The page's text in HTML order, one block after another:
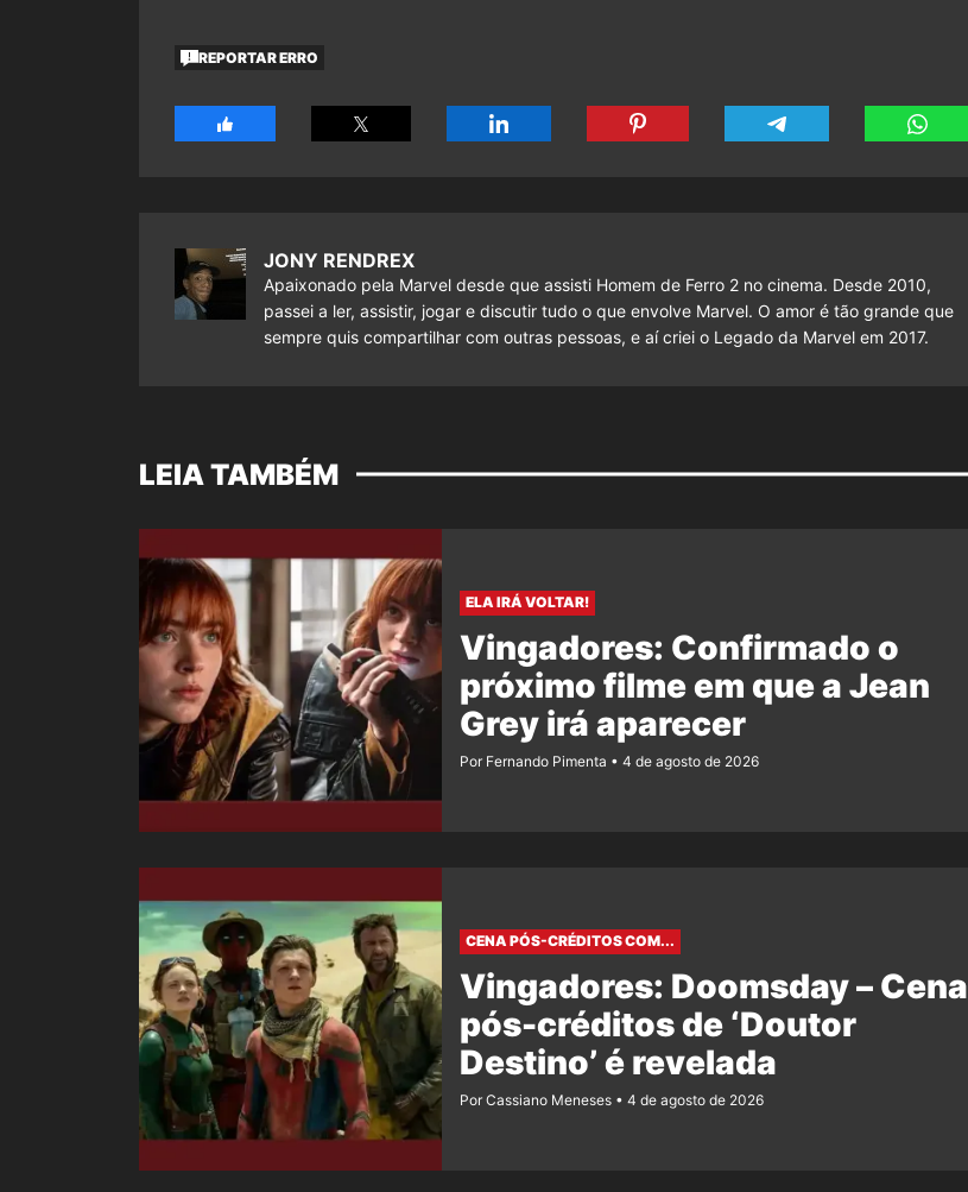
REPORTAR ERRO
JONY RENDREX
Apaixonado pela Marvel desde que assisti Homem de Ferro 2 no cinema. Desde 2010,
passei a ler, assistir, jogar e discutir tudo o que envolve Marvel. O amor é tão grande que
sempre quis compartilhar com outras pessoas, e aí criei o Legado da Marvel em 2017.
LEIA TAMBÉM
ELA IRÁ VOLTAR!
Vingadores: Confirmado o
próximo filme em que a Jean
Grey irá aparecer
Por Fernando Pimenta 4 de agosto de 2026
CENA PÓS-CRÉDITOS COM...
Vingadores: Doomsday – Cena
pós-créditos de ‘Doutor
Destino’ é revelada
Por Cassiano Meneses 4 de agosto de 2026